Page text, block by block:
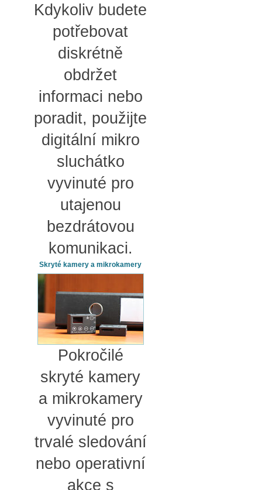
Kdykoliv budete
potřebovat
diskrétně
obdržet
informaci nebo
poradit, použijte
digitální mikro
sluchátko
vyvinuté pro
utajenou
bezdrátovou
komunikaci.
Skryté kamery a mikrokamery
Pokročilé
skryté kamery
a mikrokamery
vyvinuté pro
trvalé sledování
nebo operativní
akce s